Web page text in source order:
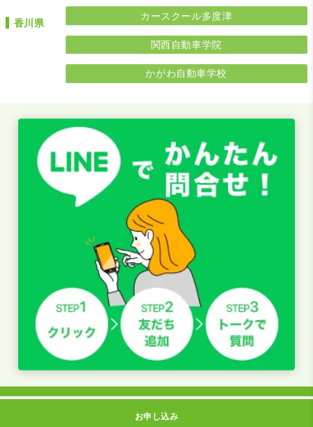
香川県
カースクール多度津
関西自動車学院
かがわ自動車学校
お申し込み